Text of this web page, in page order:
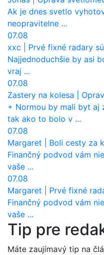
Ak je dnes svetlo
neopravitelne ...
07.08
xxc
Prvé fixné radary sú na
Najjednoduchšie by asi
vraj ...
07.08
Zastery na kolesa
Oprava
+ Normou by mali byt aj
tak ako to bolo v ...
07.08
Margaret
Boli cesty za
Finančný podvod vám
vaše ...
07.08
Margaret
Prvé fixné radary sú na
Finančný podvod vám
vaše ...
Tip pre
Máte zaujímavý tip na